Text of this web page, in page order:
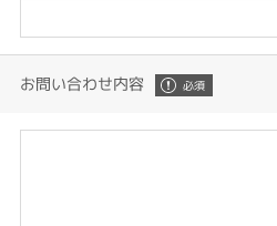
お問い合わせ内容